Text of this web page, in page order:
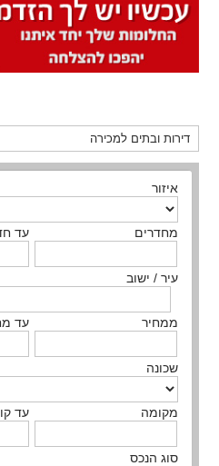
איזור
מחדרים עד
עיר / ישוב
ממחיר עד
שכונה
מקומה עד
סוג הנכס